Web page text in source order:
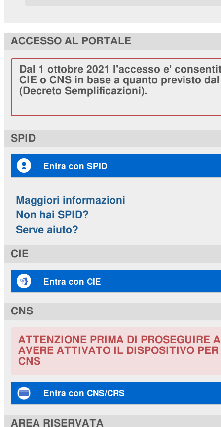
ACCESSO AL PORTALE
Dal 1 ottobre 2021 l'accesso e'
CIE o CNS in base a quanto previsto dal
(Decreto Semplificazioni).
SPID
Entra con SPID
Maggiori informazioni
Non hai SPID?
Serve aiuto?
CIE
Entra con CIE
CNS
ATTENZIONE PRIMA DI PROSEGUIRE
AVERE ATTIVATO IL DISPOSITIVO
CNS
Entra con CNS/CRS
AREA RISERVATA